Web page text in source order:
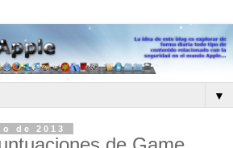
▼
de 2013